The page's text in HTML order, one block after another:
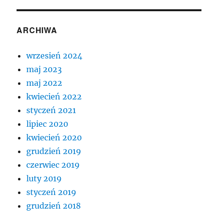
ARCHIWA
wrzesień 2024
maj 2023
maj 2022
kwiecień 2022
styczeń 2021
lipiec 2020
kwiecień 2020
grudzień 2019
czerwiec 2019
luty 2019
styczeń 2019
grudzień 2018